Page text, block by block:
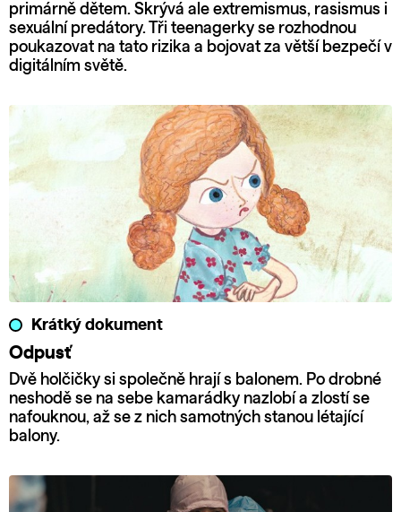
primárně dětem. Skrývá ale extremismus, rasismus i
sexuální predátory. Tři teenagerky se rozhodnou
poukazovat na tato rizika a bojovat za větší bezpečí v
digitálním světě.
Krátký dokument
Odpusť
Dvě holčičky si společně hrají s balonem. Po drobné
neshodě se na sebe kamarádky nazlobí a zlostí se
nafouknou, až se z nich samotných stanou létající
balony.